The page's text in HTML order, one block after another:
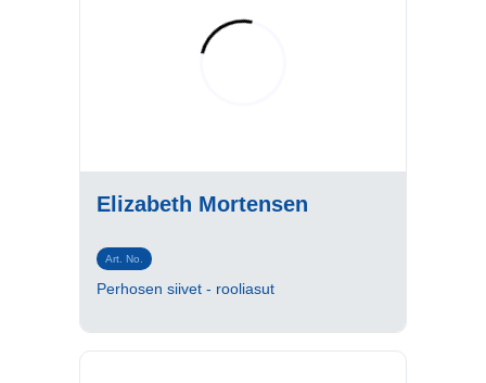
Elizabeth Mortensen
Art. No.
Perhosen siivet - rooliasut